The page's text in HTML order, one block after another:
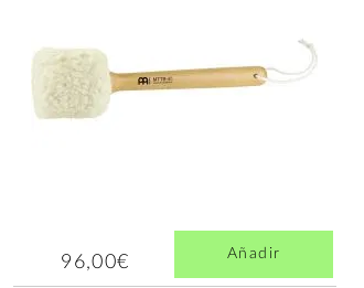
96,00€ Añadir